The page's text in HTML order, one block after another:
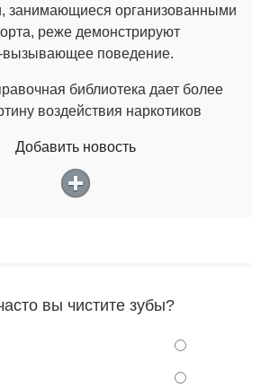
занимающиеся организованными
реже демонстрируют
вызывающее поведение.
библиотека дает более
воздействия наркотиков
Добавить новость
вы чистите зубы?